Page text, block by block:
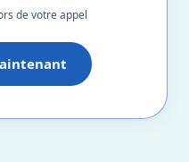
de votre appel